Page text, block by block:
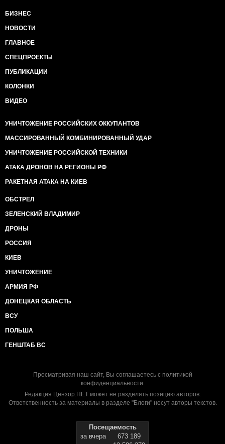
БИЗНЕС
НОВОСТИ
ГЛАВНОЕ
СПЕЦПРОЕКТЫ
ПУБЛИКАЦИИ
КОЛОНКИ
ВИДЕО
УНИЧТОЖЕНИЕ РОССИЙСКИХ ОККУПАНТОВ
МАССИРОВАННЫЙ КОМБИНИРОВАННЫЙ УДАР
УНИЧТОЖЕНИЕ РОССИЙСКОЙ ТЕХНИКИ
АТАКА ДРОНОВ НА РЕГИОНЫ РФ
РАКЕТНАЯ АТАКА НА КИЕВ
ОБСТРЕЛ
ЗЕЛЕНСКИЙ ВЛАДИМИР
ДРОНЫ
РОССИЯ
КИЕВ
УНИЧТОЖЕНИЕ
АРМИЯ РФ
ДОНЕЦКАЯ ОБЛАСТЬ
ВСУ
ПОЛЬША
ГЕНШТАБ ВС
Просматривая наш сайт, Вы соглашаетесь с политикой
конфиденциальности.
Редакция Цензор.НЕТ может не разделять позицию авторов.
Ответственность за материалы в разделе "Блоги" несут авторы текстов.
Посещаемость
за вчера
673 189